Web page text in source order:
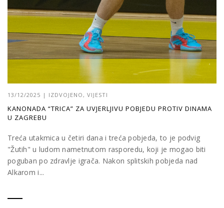
13/12/2025 | IZDVOJENO, VIJESTI
KANONADA “TRICA” ZA UVJERLJIVU POBJEDU PROTIV DINAMA
U ZAGREBU
Treća utakmica u četiri dana i treća pobjeda, to je podvig
"Žutih" u ludom nametnutom rasporedu, koji je mogao biti
poguban po zdravlje igrača. Nakon splitskih pobjeda nad
Alkarom i...